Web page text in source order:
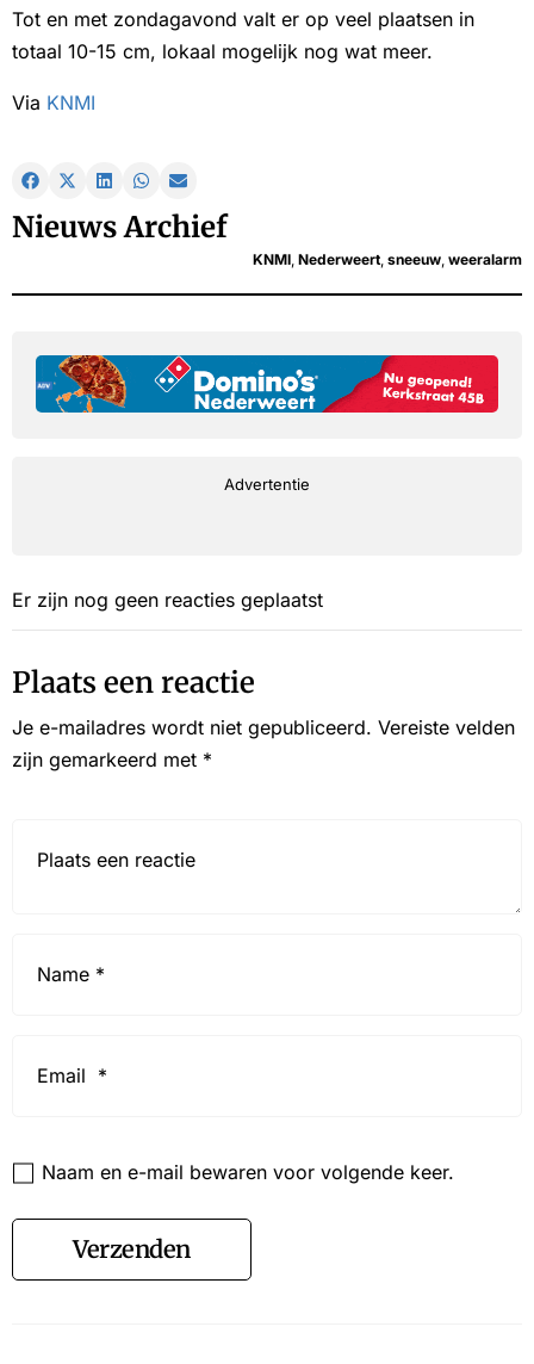
Tot en met zondagavond valt er op veel plaatsen in
totaal 10-15 cm, lokaal mogelijk nog wat meer.
Via KNMI
Nieuws Archief
KNMI, Nederweert, sneeuw, weeralarm
Advertentie
Er zijn nog geen reacties geplaatst
Plaats een reactie
Je e-mailadres wordt niet gepubliceerd. Vereiste velden
zijn gemarkeerd met *
Naam en e-mail bewaren voor volgende keer.
Verzenden